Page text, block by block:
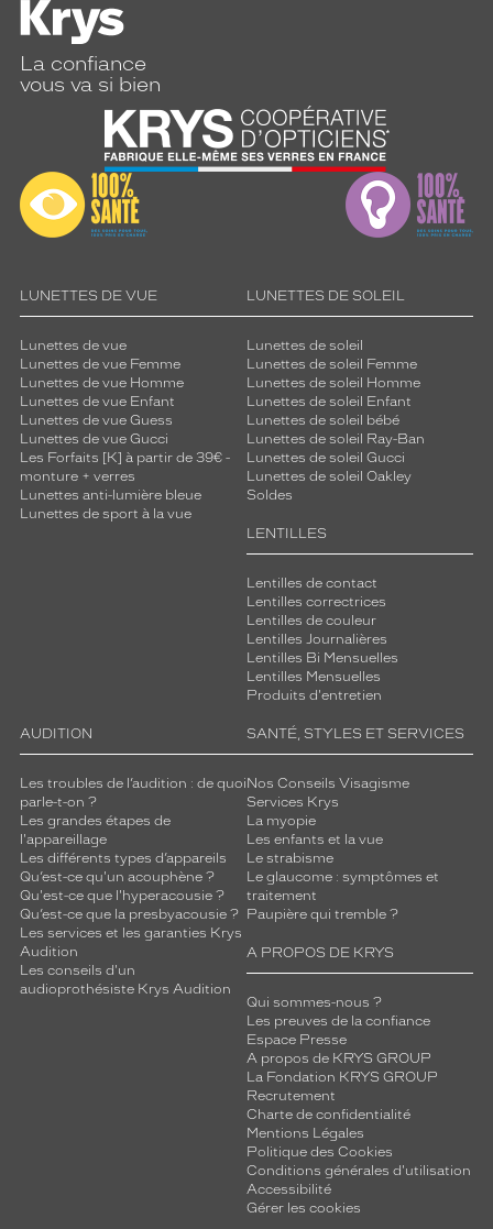
La confiance
vous va si bien
LUNETTES DE VUE
Lunettes de vue
Lunettes de vue Femme
Lunettes de vue Homme
Lunettes de vue Enfant
Lunettes de vue Guess
Lunettes de vue Gucci
Les Forfaits [K] à partir de 39€ -
monture + verres
Lunettes anti-lumière bleue
Lunettes de sport à la vue
LUNETTES DE SOLEIL
Lunettes de soleil
Lunettes de soleil Femme
Lunettes de soleil Homme
Lunettes de soleil Enfant
Lunettes de soleil bébé
Lunettes de soleil Ray-Ban
Lunettes de soleil Gucci
Lunettes de soleil Oakley
Soldes
LENTILLES
Lentilles de contact
Lentilles correctrices
Lentilles de couleur
Lentilles Journalières
Lentilles Bi Mensuelles
Lentilles Mensuelles
Produits d'entretien
AUDITION
Les troubles de l’audition : de quoi
parle-t-on ?
Les grandes étapes de
l'appareillage
Les différents types d’appareils
Qu’est-ce qu'un acouphène ?
Qu'est-ce que l'hyperacousie ?
Qu’est-ce que la presbyacousie ?
Les services et les garanties Krys
Audition
Les conseils d'un
audioprothésiste Krys Audition
SANTÉ, STYLES ET SERVICES
Nos Conseils Visagisme
Services Krys
La myopie
Les enfants et la vue
Le strabisme
Le glaucome : symptômes et
traitement
Paupière qui tremble ?
A PROPOS DE KRYS
Qui sommes-nous ?
Les preuves de la confiance
Espace Presse
A propos de KRYS GROUP
La Fondation KRYS GROUP
Recrutement
Charte de confidentialité
Mentions Légales
Politique des Cookies
Conditions générales d'utilisation
Accessibilité
Gérer les cookies